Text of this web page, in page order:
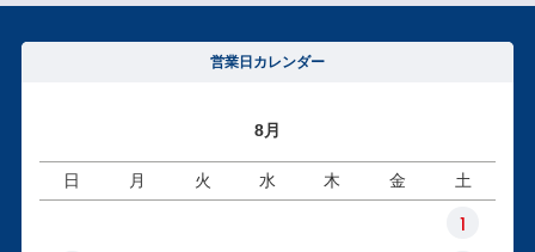
営業日カレンダー
8月
日 月 火 水 木 金 土
1